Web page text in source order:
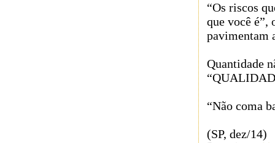
“Os riscos
que você é”,
pavimentam
Quantidade
“Não coma
(SP, dez/14)